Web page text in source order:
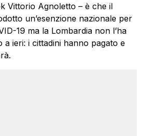
Vittorio Agnoletto – è che il
un’esenzione nazionale per
19 ma la Lombardia non l’ha
ieri: i cittadini hanno pagato e